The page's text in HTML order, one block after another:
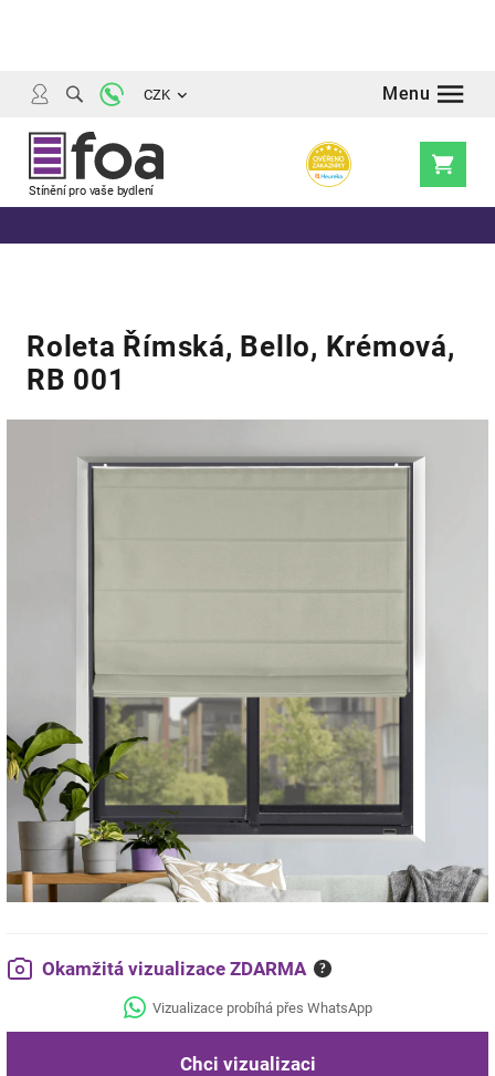
CZK
Nákupní
Roleta Římská, Bello, Krémová,
RB 001
Okamžitá vizualizace ZDARMA ?
Vizualizace probíhá přes WhatsApp
Chci vizualizaci